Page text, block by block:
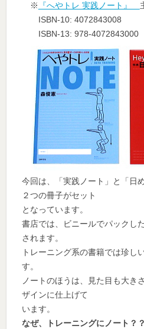
※ 『へやトレ 実践ノート』
ISBN-10: 4072843008
ISBN-13: 978-4072843000
今回は、「実践ノート」と「日
２つの冊子がセット
となっています。
書店では、ビニールでパックし
されます。
トレーニング系の書籍では珍し
す。
ノートのほうは、見た目も大き
ザインに仕上げて
います。
なぜ、トレーニングにノート？？